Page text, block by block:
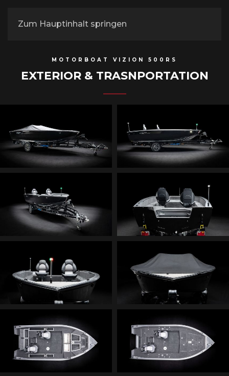
Zum Hauptinhalt springen
MOTORBOAT VIZION 500RS
EXTERIOR & TRASNPORTATION